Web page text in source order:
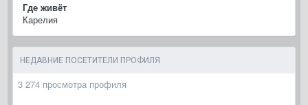
Где живёт
Карелия
НЕДАВНИЕ ПОСЕТИТЕЛИ ПРОФИЛЯ
3 274 просмотра профиля